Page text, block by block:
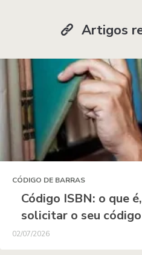
Artigos
CÓDIGO DE BARRAS
Código ISBN: o que
solicitar o seu
02/07/2026